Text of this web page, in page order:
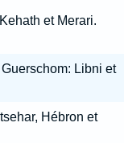
et Merari.
Libni et
Hébron et